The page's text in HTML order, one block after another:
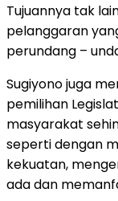
Tujuannya tak
pelanggaran
perundang –
Sugiyono juga
pemilihan
masyarakat
seperti dengan
kekuatan,
ada dan